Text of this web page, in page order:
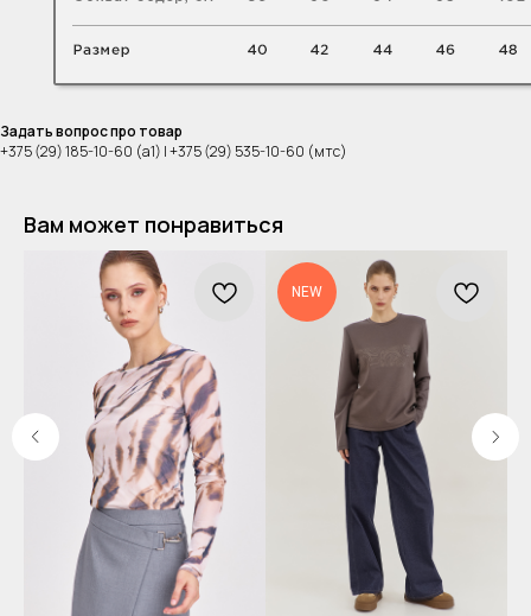
Задать вопрос про товар
+375 (29) 185-10-60 (а1) | +375 (29) 535-10-60 (мтс)
Вам может понравиться
NEW